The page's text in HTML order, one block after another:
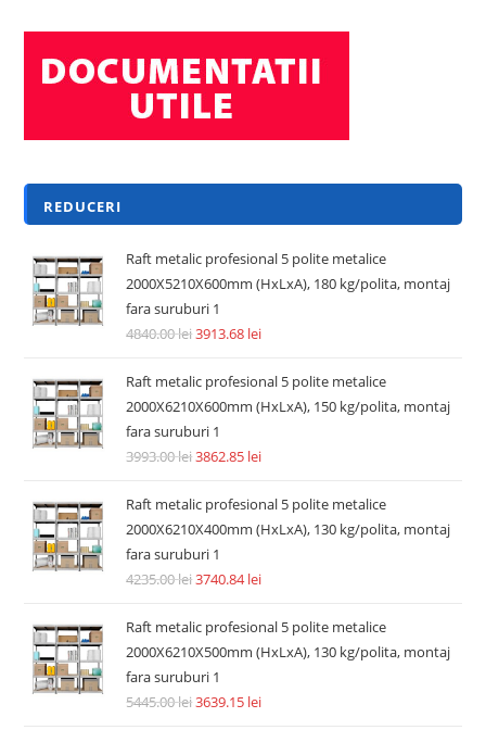
REDUCERI
Raft metalic profesional 5 polite metalice
2000X5210X600mm (HxLxA), 180 kg/polita, montaj
fara suruburi 1
4840.00lei3913.68 lei
Raft metalic profesional 5 polite metalice
2000X6210X600mm (HxLxA), 150 kg/polita, montaj
fara suruburi 1
3993.00lei3862.85 lei
Raft metalic profesional 5 polite metalice
2000X6210X400mm (HxLxA), 130 kg/polita, montaj
fara suruburi 1
4235.00lei3740.84lei
Raft metalic profesional 5 polite metalice
2000X6210X500mm (HxLxA), 130 kg/polita, montaj
fara suruburi 1
5445.00lei3639.15 lei